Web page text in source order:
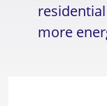
more